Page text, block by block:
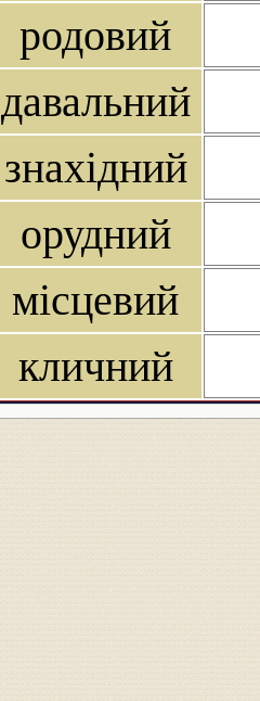
родовий
давальний
знахідний
орудний
місцевий
кличний